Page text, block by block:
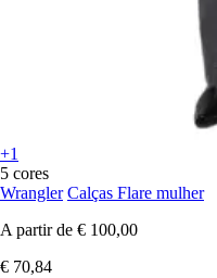
+1
5 cores
Wrangler Calças Flare mulher
A partir de € 100,00
€ 70,84